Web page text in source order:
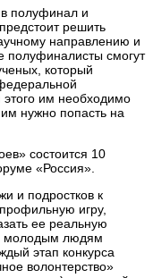
полуфинал и
решить
направлению и
полуфиналисты смогут
который
им необходимо
нужно попасть на
состоится 10
«Россия».
и подростков к
игру,
ее реальную
молодым людям
этап конкурса
волонтерство»